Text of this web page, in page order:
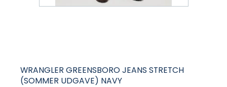
WRANGLER GREENSBORO JEANS STRETCH
(SOMMER UDGAVE) NAVY